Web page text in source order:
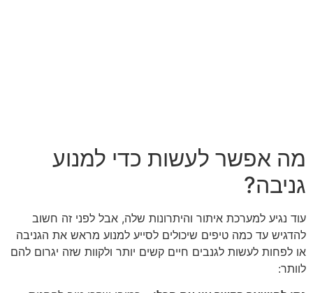
מה אפשר לעשות כדי למנוע
גניבה?
עוד נגיע למערכת איתור והיתרונות שלה, אבל לפני זה חשוב
להדגיש עד כמה טיפים שיכולים לסייע למנוע מראש את הגניבה
או לפחות לעשות לגנבים חיים קשים יותר ולקוות שזה יגרום להם
לוותר: